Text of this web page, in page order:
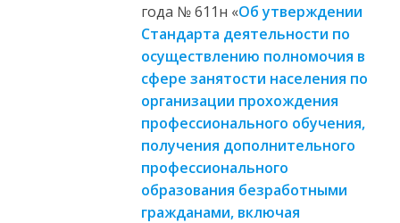
года № 611н «Об утверждении
Стандарта деятельности по
осуществлению полномочия в
сфере занятости населения по
организации прохождения
профессионального обучения,
получения дополнительного
профессионального
образования безработными
гражданами, включая